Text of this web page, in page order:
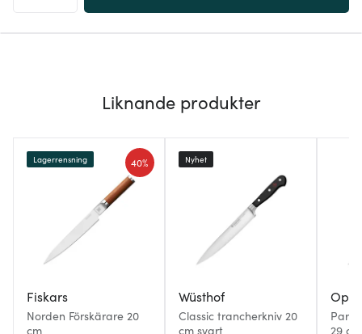
Liknande produkter
Fiskars
Norden Förskärare 20
cm
40%
Lagerrensning
Wüsthof
Classic trancherkniv 20
cm svart
Nyhet
29